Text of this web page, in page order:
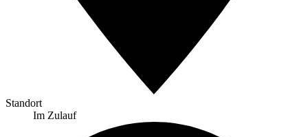
Standort
Im Zulauf